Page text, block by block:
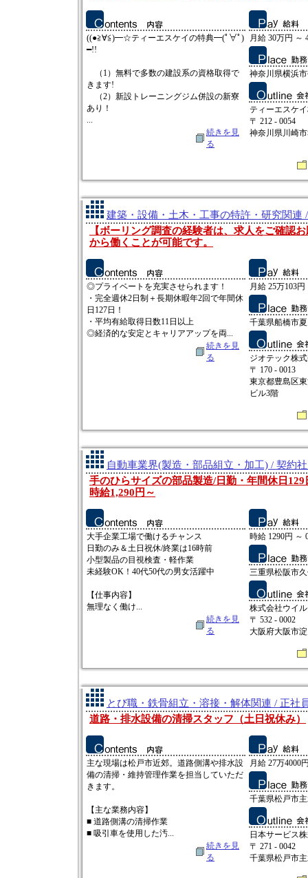
((●≧∀≦)━☆ティーエスケイの特典━(ﾟ∀ﾟ)
━!!
（1）無料で多数の建設系の資格取得で
きます!
（2）新設トレーニングジム併設の新寮
あり！
...
続きを見
る
月給 30万円 ～
神奈川県横浜
ティーエスケ
〒 212 - 0054
神奈川県川崎
建築・設備・土木・工事の特許・研究関連
【ボーリング調査の経験者は、求人をご確認
から働くことが可能です。
◎プライベートを充実させられます！
・完全週休2日制＋長期休暇年2回で年間休
日127日！
・平均有給取得日数11日以上
◎経済的な安定とキャリアアップを両...
続きを見
る
月給 25万103
千葉県船橋市
ジオテック株
〒 170 - 0013
東京都豊島区
ビル3階
自動車業界(製造・部品組立・加工) / 契約
手のひらサイズの部品製造/日勤・年間休日
時給1,290円～
大手企業工場で働けるチャンス
日勤のみ＆土日祝休/終業は16時前
小型製品の目視検査・軽作業
未経験OK！40代50代の男女活躍中
【仕事内容】
無理なく働け...
続きを見
る
時給 1290円 ～
三重県松阪市
株式会社ウイ
〒 532 - 0002
大阪府大阪市
とび職・鉄骨組立・溶接・解体関連 / 正社
道路・排水設備の清掃スタッフ（土日祝休み）
主な現場は松戸市近郊。道路側溝や排水設
備の清掃・維持管理作業を担当していただ
きます。
【主な業務内容】
■ 道路側溝の清掃作業
■ 吸引車を使用した汚...
続きを見
る
月給 27万4000
千葉県松戸市
日本サービス
〒 271 - 0042
千葉県松戸市